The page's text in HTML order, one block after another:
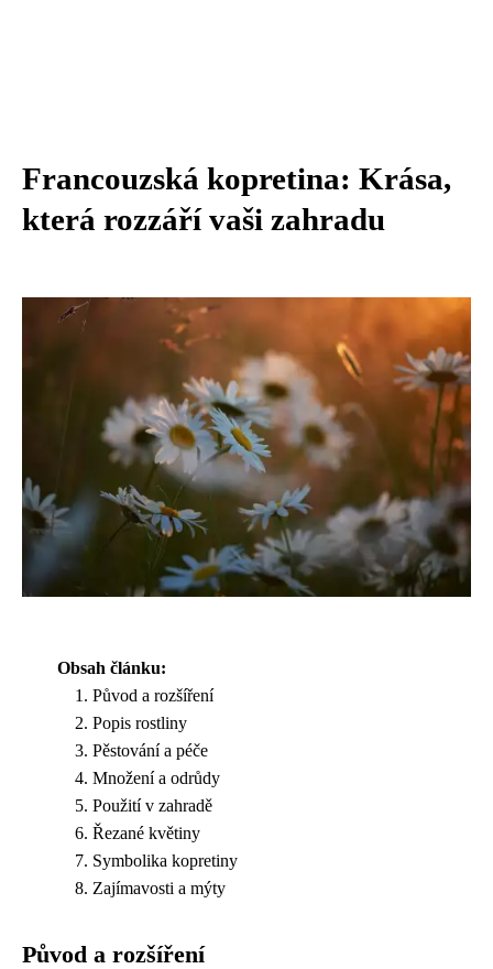
Francouzská kopretina: Krása,
která rozzáří vaši zahradu
Obsah článku:
Původ a rozšíření
Popis rostliny
Pěstování a péče
Množení a odrůdy
Použití v zahradě
Řezané květiny
Symbolika kopretiny
Zajímavosti a mýty
Původ a rozšíření